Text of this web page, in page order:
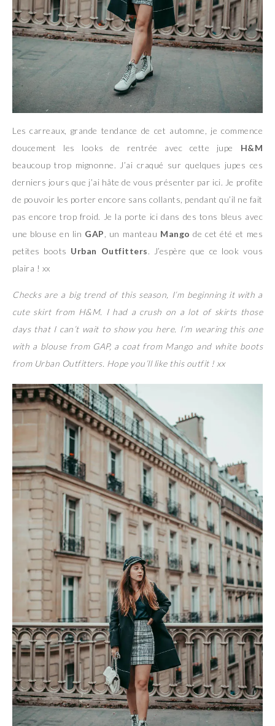
Les carreaux, grande tendance de cet automne, je commence
doucement les looks de rentrée avec cette jupe H&M
beaucoup trop mignonne. J’ai craqué sur quelques jupes ces
derniers jours que j’ai hâte de vous présenter par ici. Je profite
de pouvoir les porter encore sans collants, pendant qu’il ne fait
pas encore trop froid. Je la porte ici dans des tons bleus avec
une blouse en lin GAP , un manteau Mango de cet été et mes
petites boots Urban Outfitters. J’espère que ce look vous
plaira ! xx
Checks are a big trend of this season, I’m beginning it with a
cute skirt from H&M. I had a crush on a lot of skirts those
days that I can’t wait to show you here. I’m wearing this one
with a blouse from GAP, a coat from Mango and white boots
from Urban Outfitters. Hope you’ll like this outfit ! xx